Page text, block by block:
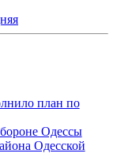
план по
Одессы
Одесской